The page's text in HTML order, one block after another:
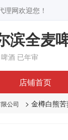
网欢迎您！
滨全麦
酒 已年审
店铺首页
公司 > 金樽白熊